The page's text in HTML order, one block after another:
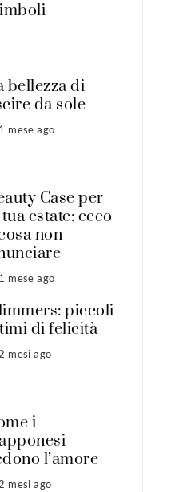
bellezza di
da sole
1 mese ago
Case per
estate: ecco
non
1 mese ago
piccoli
di felicità
2 mesi ago
i
l’amore
2 mesi ago